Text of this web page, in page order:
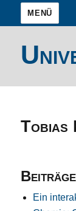
MENÜ
Tobias
Ein